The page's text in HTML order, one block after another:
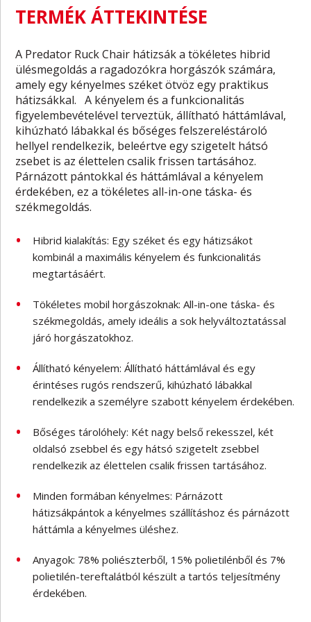
TERMÉK ÁTTEKINTÉSE
A Predator Ruck Chair hátizsák a tökéletes hibrid
ülésmegoldás a ragadozókra horgászók számára,
amely egy kényelmes széket ötvöz egy praktikus
hátizsákkal. A kényelem és a funkcionalitás
figyelembevételével terveztük, állítható háttámlával,
kihúzható lábakkal és bőséges felszereléstároló
hellyel rendelkezik, beleértve egy szigetelt hátsó
zsebet is az élettelen csalik frissen tartásához.
Párnázott pántokkal és háttámlával a kényelem
érdekében, ez a tökéletes all-in-one táska- és
székmegoldás.
Hibrid kialakítás: Egy széket és egy hátizsákot
kombinál a maximális kényelem és funkcionalitás
megtartásáért.
Tökéletes mobil horgászoknak: All-in-one táska- és
székmegoldás, amely ideális a sok helyváltoztatással
járó horgászatokhoz.
Állítható kényelem: Állítható háttámlával és egy
érintéses rugós rendszerű, kihúzható lábakkal
rendelkezik a személyre szabott kényelem érdekében.
Bőséges tárolóhely: Két nagy belső rekesszel, két
oldalsó zsebbel és egy hátsó szigetelt zsebbel
rendelkezik az élettelen csalik frissen tartásához.
Minden formában kényelmes: Párnázott
hátizsákpántok a kényelmes szállításhoz és párnázott
háttámla a kényelmes üléshez.
Anyagok: 78% poliészterből, 15% polietilénből és 7%
polietilén-tereftalátból készült a tartós teljesítmény
érdekében.